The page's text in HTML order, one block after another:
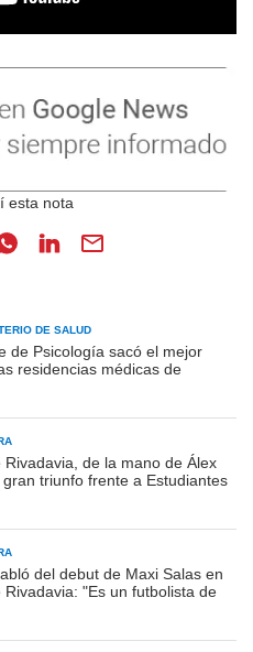
DE SALUD
de Psicología sacó el mejor
residencias médicas de
Rivadavia, de la mano de Álex
triunfo frente a Estudiantes
del debut de Maxi Salas en
Rivadavia: "Es un futbolista de